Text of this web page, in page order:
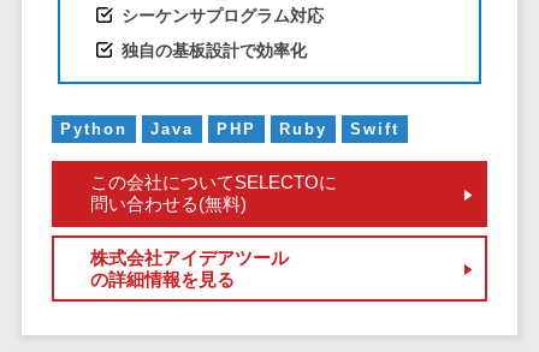
動画配信システム>
SNS管理ツール>
LINEマーケティングツール>
イベント管理システム>
ーシステム
契約書管理シ
ツール
座席管理シス
テム
入退室管理シ
ステム
シーケンサプログラム対応
独自の基板設計で効率化
Python Java PHP Ruby Swift
この会社についてSELECTOに
問い合わせる(無料)
株式会社アイデアツール
の詳細情報を見る